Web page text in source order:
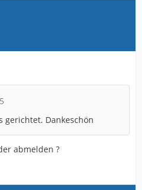
gerichtet. Dankeschön
abmelden ?